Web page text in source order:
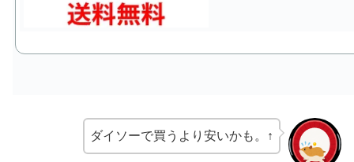
ダイソーで買うより安いかも。↑